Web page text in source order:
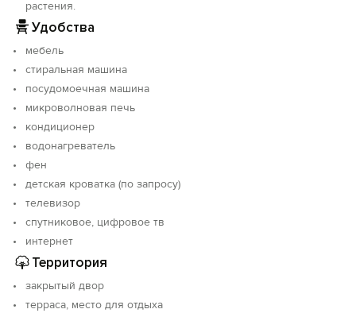
растения.
Удобства
мебель
стиральная машина
посудомоечная машина
микроволновая печь
кондиционер
водонагреватель
фен
детская кроватка (по запросу)
телевизор
спутниковое, цифровое тв
интернет
Территория
закрытый двор
терраса, место для отдыха